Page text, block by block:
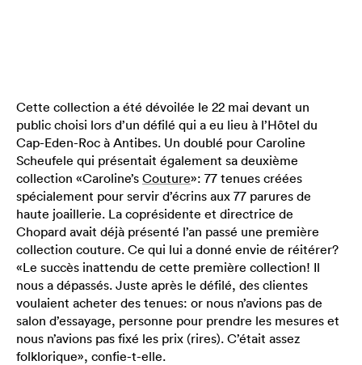
Cette collection a été dévoilée le 22 mai devant un
public choisi lors d’un défilé qui a eu lieu à l’Hôtel du
Cap-Eden-Roc à Antibes. Un doublé pour Caroline
Scheufele qui présentait également sa deuxième
collection «Caroline’s Couture»: 77 tenues créées
spécialement pour servir d’écrins aux 77 parures de
haute joaillerie. La coprésidente et directrice de
Chopard avait déjà présenté l’an passé une première
collection couture. Ce qui lui a donné envie de réitérer?
«Le succès inattendu de cette première collection! Il
nous a dépassés. Juste après le défilé, des clientes
voulaient acheter des tenues: or nous n’avions pas de
salon d’essayage, personne pour prendre les mesures et
nous n’avions pas fixé les prix (rires). C’était assez
folklorique», confie-t-elle.